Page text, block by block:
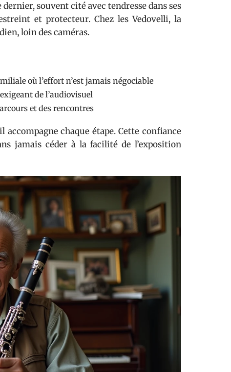
dernier, souvent cité avec tendresse dans ses
et protecteur. Chez les Vedovelli, la
loin des caméras.
où l’effort n’est jamais négociable
de l’audiovisuel
et des rencontres
chaque étape. Cette confiance
jamais céder à la facilité de l’exposition